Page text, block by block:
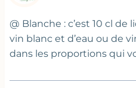
@ Blanche : c’est 10 cl de
vin blanc et d’eau ou de
dans les proportions qui